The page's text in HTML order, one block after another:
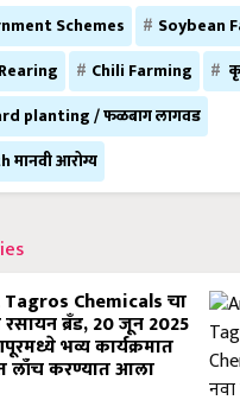
Schemes
Soybean
Chili Farming
planting / फळबाग लागवड
मानवी आरोग्य
Chemicals चा
ब्रँड, 20 जून 2025
भव्य कार्यक्रमात
लाँच करण्यात आला